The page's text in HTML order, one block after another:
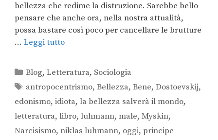
bellezza che redime la distruzione. Sarebbe bello
pensare che anche ora, nella nostra attualità,
possa bastare così poco per cancellare le brutture
… Leggi tutto
Blog,Letteratura, Sociologia
antropocentrismo,Bellezza,Bene,Dostoevskij,
edonismo, idiota, la bellezza salverà il mondo,
letteratura, libro, luhmann, male, Myskin,
Narcisismo, niklas luhmann, oggi, principe